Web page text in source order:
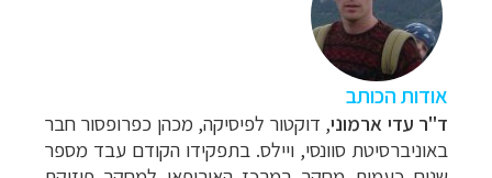
אודות הכותב
ד"ר עדי ארמוני, דוקטור לפיסיקה, מכהן כפרופסור חבר
באוניברסיטת סוונסי, ויילס. בתפקידו הקודם עבד מספר